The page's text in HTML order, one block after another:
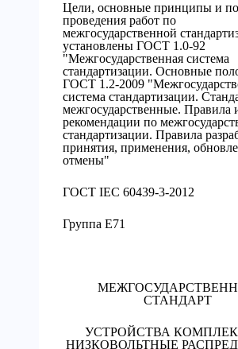
Цели, основные принципы и
проведения работ по
межгосударственной
установлены ГОСТ 1.0-92
"Межгосударственная система
стандартизации. Основные
ГОСТ 1.2-2009
система стандартизации.
межгосударственные. Правила
рекомендации по
стандартизации. Правила
принятия, применения,
отмены"
ГОСТ IЕС 60439-3-2012
Группа Е71
СТАНДАРТ
УСТРОЙСТВА
НИЗКОВОЛЬТНЫЕ